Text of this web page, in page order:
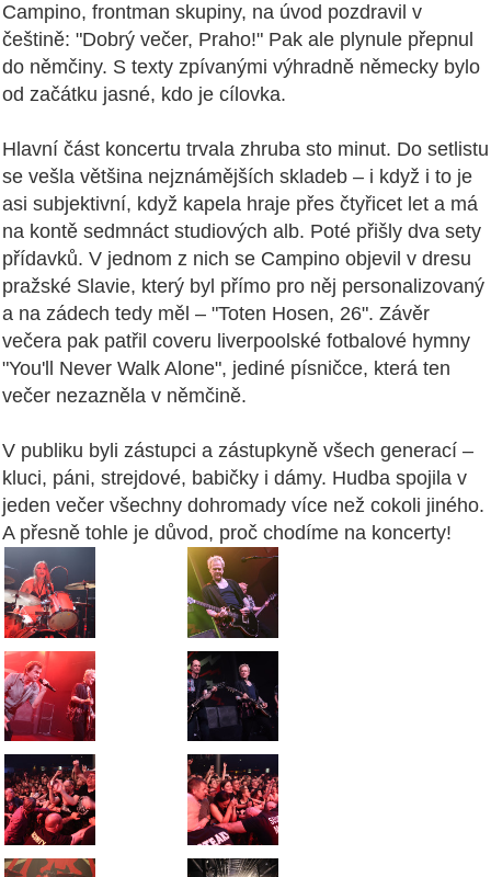
Campino, frontman skupiny, na úvod pozdravil v
češtině: "Dobrý večer, Praho!" Pak ale plynule přepnul
do němčiny. S texty zpívanými výhradně německy bylo
od začátku jasné, kdo je cílovka.
Hlavní část koncertu trvala zhruba sto minut. Do setlistu
se vešla většina nejznámějších skladeb – i když i to je
asi subjektivní, když kapela hraje přes čtyřicet let a má
na kontě sedmnáct studiových alb. Poté přišly dva sety
přídavků. V jednom z nich se Campino objevil v dresu
pražské Slavie, který byl přímo pro něj personalizovaný
a na zádech tedy měl – "Toten Hosen, 26". Závěr
večera pak patřil coveru liverpoolské fotbalové hymny
"You'll Never Walk Alone", jediné písničce, která ten
večer nezazněla v němčině.
V publiku byli zástupci a zástupkyně všech generací –
kluci, páni, strejdové, babičky i dámy. Hudba spojila v
jeden večer všechny dohromady více než cokoli jiného.
A přesně tohle je důvod, proč chodíme na koncerty!